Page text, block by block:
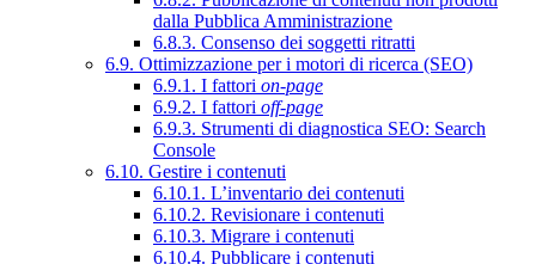
dalla Pubblica Amministrazione
6.8.3. Consenso dei soggetti ritratti
6.9. Ottimizzazione per i motori di ricerca (SEO)
6.9.1. I fattori on-page
6.9.2. I fattori off-page
6.9.3. Strumenti di diagnostica SEO: Search
Console
6.10. Gestire i contenuti
6.10.1. L’inventario dei contenuti
6.10.2. Revisionare i contenuti
6.10.3. Migrare i contenuti
6.10.4. Pubblicare i contenuti